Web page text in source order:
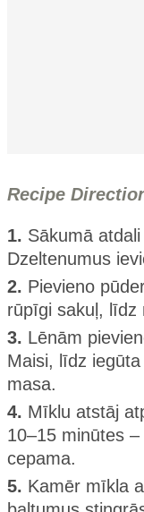
Recipe
1. Sākumā
Dzeltenumus
2. Pievieno
rūpīgi sakuļ, līdz
3. Lēnām
Maisi, līdz
masa.
4. Mīklu atstāj
10–15 minūtes
cepama.
5. Kamēr mīkla